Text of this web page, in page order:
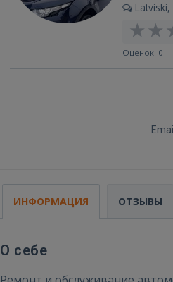
Latviski,
Оценок: 0
ИНФОРМАЦИЯ ОТЗЫВЫ
О себе